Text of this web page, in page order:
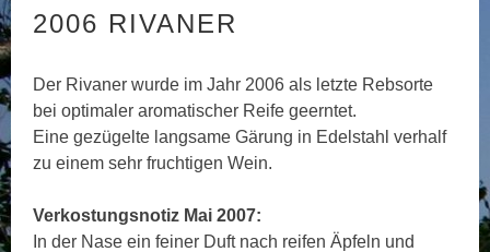
2006 RIVANER
Der Rivaner wurde im Jahr 2006 als letzte Rebsorte
bei optimaler aromatischer Reife geerntet.
Eine gezügelte langsame Gärung in Edelstahl verhalf
zu einem sehr fruchtigen Wein.
Verkostungsnotiz Mai 2007:
In der Nase ein feiner Duft nach reifen Äpfeln und